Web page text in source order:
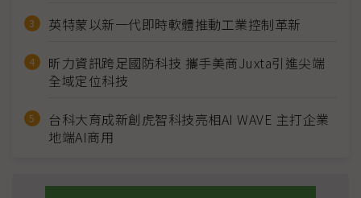
英特蒙以新一代即時軟體推動工業控制革新
昕力資訊跨足國防科技 攜手美商Juxta引進尖端
全域定位科技
台科大育成新創虎智科技亮相AI WAVE 主打企業
地端AI商用